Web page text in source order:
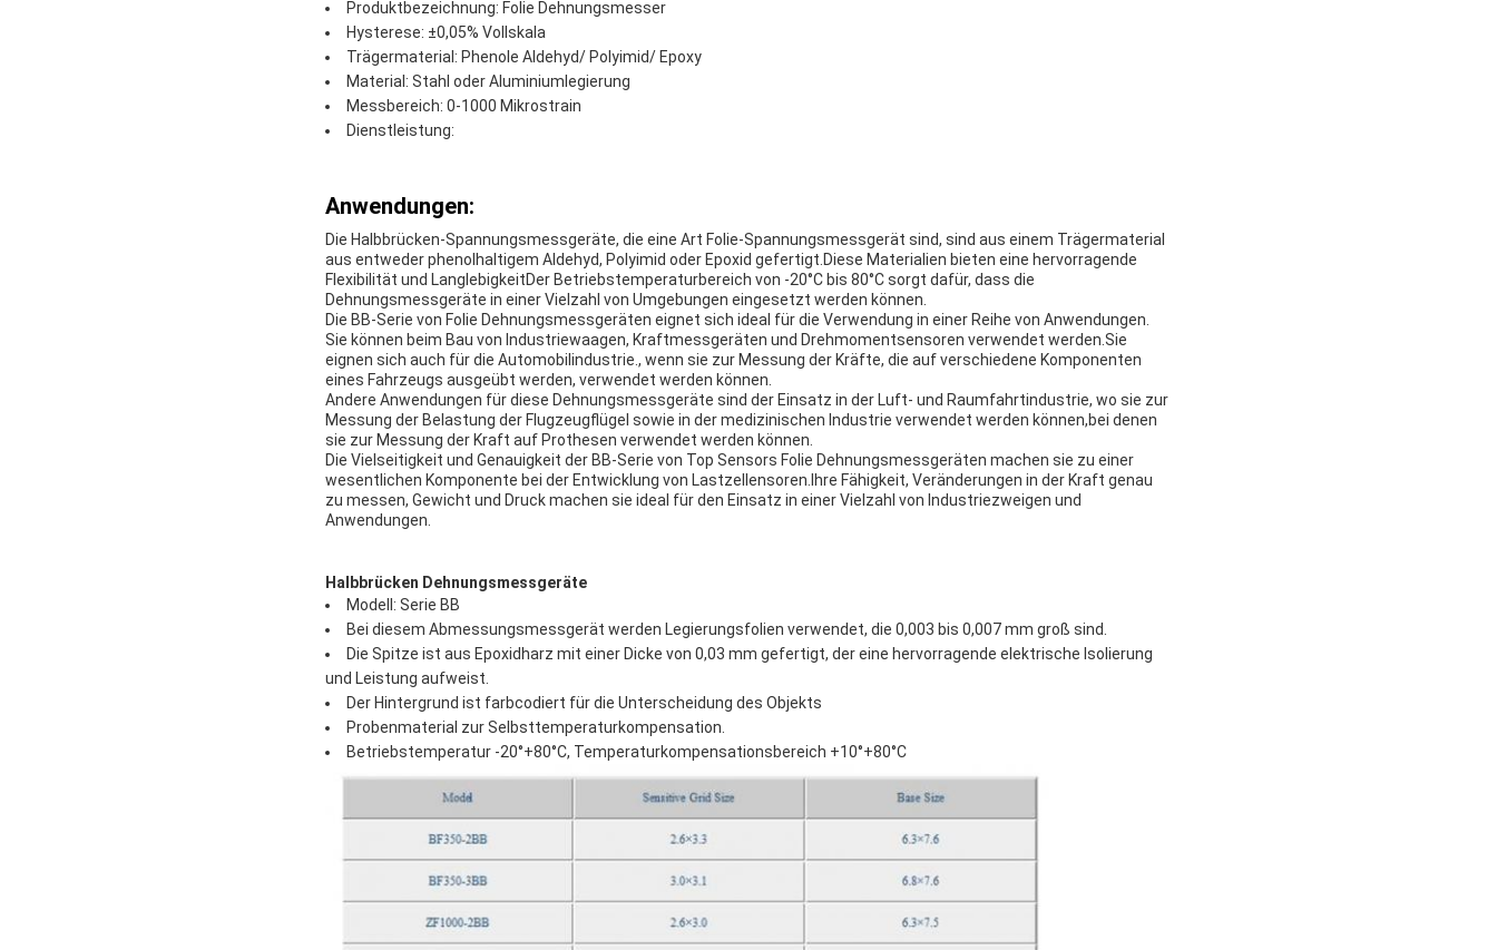
Produktbezeichnung: Folie Dehnungsmesser
Hysterese: ±0,05% Vollskala
Trägermaterial: Phenole Aldehyd/ Polyimid/ Epoxy
Material: Stahl oder Aluminiumlegierung
Messbereich: 0-1000 Mikrostrain
Dienstleistung:
Anwendungen:
Die Halbbrücken-Spannungsmessgeräte, die eine Art Folie-Spannungsmessgerät sind, sind aus einem Trägermaterial
aus entweder phenolhaltigem Aldehyd, Polyimid oder Epoxid gefertigt.Diese Materialien bieten eine hervorragende
Flexibilität und LanglebigkeitDer Betriebstemperaturbereich von -20°C bis 80°C sorgt dafür, dass die
Dehnungsmessgeräte in einer Vielzahl von Umgebungen eingesetzt werden können.
Die BB-Serie von Folie Dehnungsmessgeräten eignet sich ideal für die Verwendung in einer Reihe von Anwendungen.
Sie können beim Bau von Industriewaagen, Kraftmessgeräten und Drehmomentsensoren verwendet werden.Sie
eignen sich auch für die Automobilindustrie., wenn sie zur Messung der Kräfte, die auf verschiedene Komponenten
eines Fahrzeugs ausgeübt werden, verwendet werden können.
Andere Anwendungen für diese Dehnungsmessgeräte sind der Einsatz in der Luft- und Raumfahrtindustrie, wo sie zur
Messung der Belastung der Flugzeugflügel sowie in der medizinischen Industrie verwendet werden können,bei denen
sie zur Messung der Kraft auf Prothesen verwendet werden können.
Die Vielseitigkeit und Genauigkeit der BB-Serie von Top Sensors Folie Dehnungsmessgeräten machen sie zu einer
wesentlichen Komponente bei der Entwicklung von Lastzellensoren.Ihre Fähigkeit, Veränderungen in der Kraft genau
zu messen, Gewicht und Druck machen sie ideal für den Einsatz in einer Vielzahl von Industriezweigen und
Anwendungen.
Halbbrücken Dehnungsmessgeräte
Modell: Serie BB
Bei diesem Abmessungsmessgerät werden Legierungsfolien verwendet, die 0,003 bis 0,007 mm groß sind.
Die Spitze ist aus Epoxidharz mit einer Dicke von 0,03 mm gefertigt, der eine hervorragende elektrische Isolierung
und Leistung aufweist.
Der Hintergrund ist farbcodiert für die Unterscheidung des Objekts
Probenmaterial zur Selbsttemperaturkompensation.
Betriebstemperatur -20°+80°C, Temperaturkompensationsbereich +10°+80°C